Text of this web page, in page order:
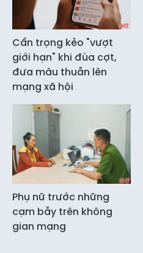
Cẩn trọng kẻo "vượt
giới hạn" khi đùa cợt,
đưa mâu thuẫn lên
mạng xã hội
Phụ nữ trước những
cạm bẫy trên không
gian mạng